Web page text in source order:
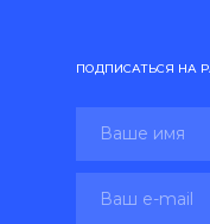
ПОДПИСАТЬСЯ НА